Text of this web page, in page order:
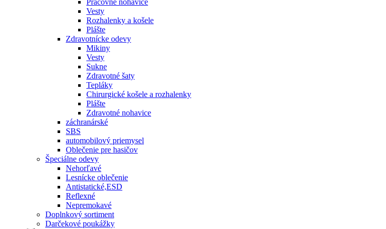
Pracovné nohavice
Vesty
Rozhalenky a košele
Plášte
Zdravotnícke odevy
Mikiny
Vesty
Sukne
Zdravotné šaty
Tepláky
Chirurgické košele a rozhalenky
Plášte
Zdravotné nohavice
záchranárské
SBS
automobilový priemysel
Oblečenie pre hasičov
Špeciálne odevy
Nehorľavé
Lesnícke oblečenie
Antistatické,ESD
Reflexné
Nepremokavé
Doplnkový sortiment
Darčekové poukážky